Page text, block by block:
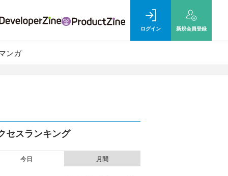
ログイン 新規会員登録
ンガ
セスランキング
今日 月間